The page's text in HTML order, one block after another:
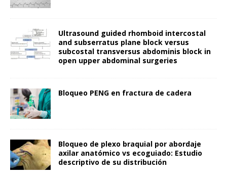
Ultrasound guided rhomboid intercostal
and subserratus plane block versus
subcostal transversus abdominis block in
open upper abdominal surgeries
Bloqueo PENG en fractura de cadera
Bloqueo de plexo braquial por abordaje
axilar anatómico vs ecoguiado: Estudio
descriptivo de su distribución